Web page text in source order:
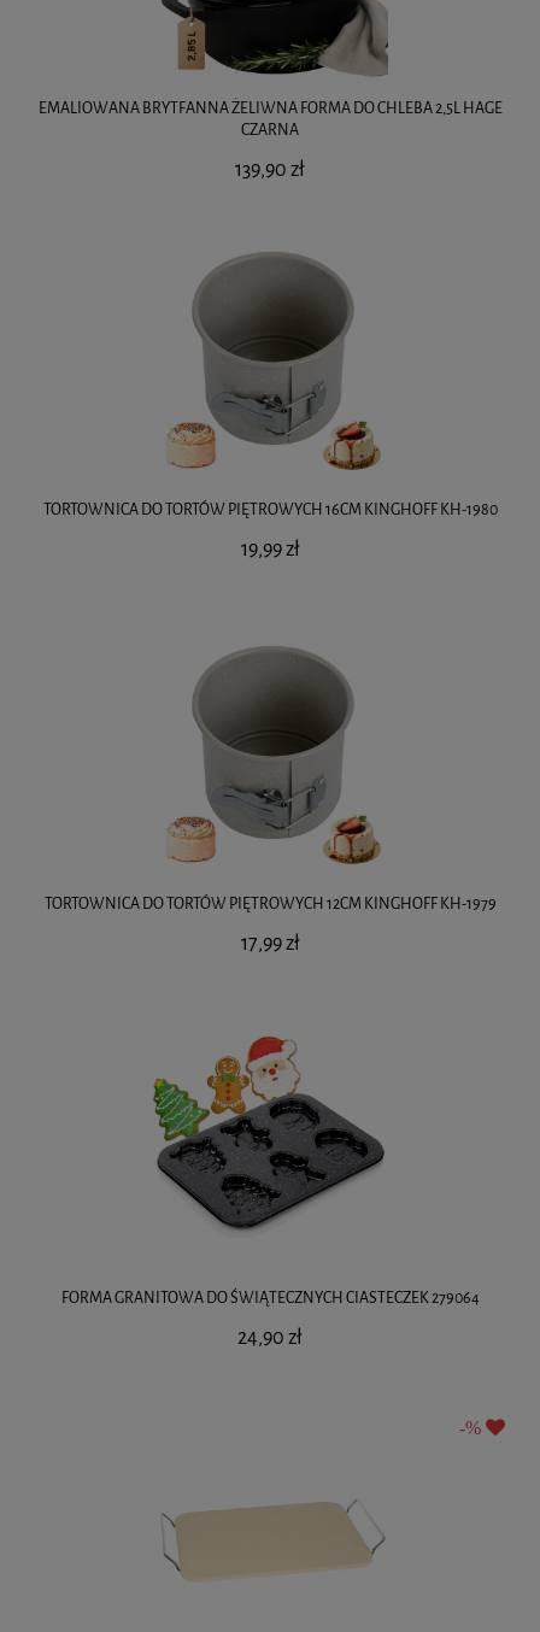
EMALIOWANA BRYTFANNA ŻELIWNA FORMA DO CHLEBA 2,5L HAGE
CZARNA
139,90 zł
TORTOWNICA DO TORTÓW PIĘTROWYCH 16CM KINGHOFF KH-1980
19,99 zł
TORTOWNICA DO TORTÓW PIĘTROWYCH 12CM KINGHOFF KH-1979
17,99 zł
FORMA GRANITOWA DO ŚWIĄTECZNYCH CIASTECZEK 279064
24,90 zł